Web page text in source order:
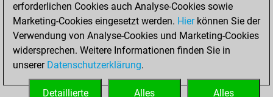
Tactics
You
solved 46 tactics
positions
You achieved
tactics positions
erforderlichen Cookies auch Analyse-Cookies sowie
Marketing-Cookies eingesetzt werden. Hierkönnen Sie der
Verwendung von Analyse-Cookies und Marketing-Cookies
widersprechen. Weitere Informationen finden Sie in
unserer Datenschutzerklärung.
Alles
Alles
Detaillierte